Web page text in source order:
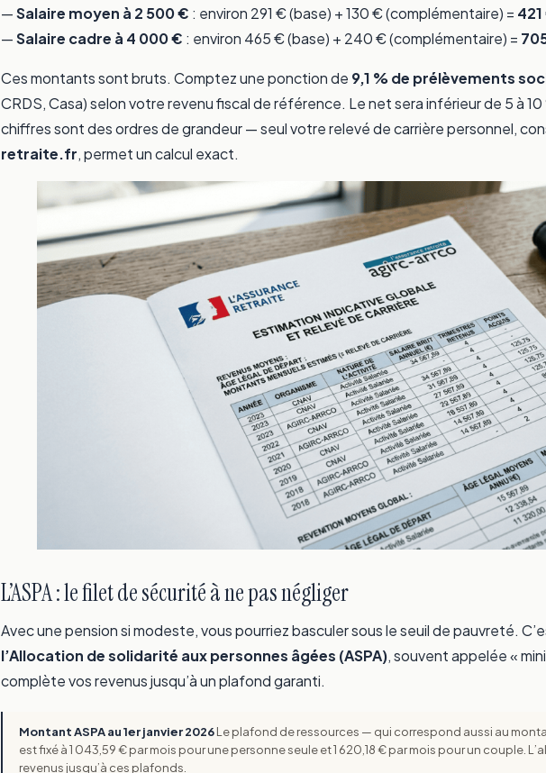
—Salaire moyen à 2 500 € : environ 291 € (base) + 130 € (complémentaire) =
—Salaire cadre à 4 000 € : environ 465 € (base) + 240 € (complémentaire) =
Ces montants sont bruts. Comptez une ponction de 9,1 % de prélèvements
CRDS, Casa) selon votre revenu fiscal de référence. Le net sera inférieur de 5 à
chiffres sont des ordres de grandeur — seul votre relevé de carrière personnel,
retraite.fr, permet un calcul exact.
L’ASPA : le filet de sécurité à ne pas négliger
Avec une pension si modeste, vous pourriez basculer sous le seuil de pauvreté.
l’Allocation de solidarité aux personnes âgées (ASPA), souvent appelée «
complète vos revenus jusqu’à un plafond garanti.
Montant ASPA au 1er janvier 2026Le plafond de ressources — qui correspond aussi au
est fixé à 1 043,59 € par mois pour une personne seule et 1 620,18 € par mois pour un couple.
revenus jusqu’à ces plafonds.